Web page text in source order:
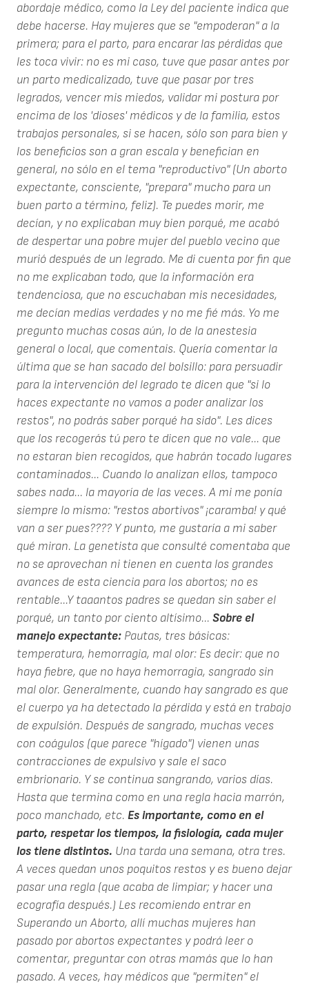
abordaje médico, como la Ley del paciente indica que
debe hacerse. Hay mujeres que se "empoderan" a la
primera; para el parto, para encarar las pérdidas que
les toca vivir: no es mi caso, tuve que pasar antes por
un parto medicalizado, tuve que pasar por tres
legrados, vencer mis miedos, validar mi postura por
encima de los 'dioses' médicos y de la familia, estos
trabajos personales, si se hacen, sólo son para bien y
los beneficios son a gran escala y benefician en
general, no sólo en el tema "reproductivo" (Un aborto
expectante, consciente, "prepara" mucho para un
buen parto a término, feliz). Te puedes morir, me
decían, y no explicaban muy bien porqué, me acabó
de despertar una pobre mujer del pueblo vecino que
murió después de un legrado. Me di cuenta por fin que
no me explicaban todo, que la información era
tendenciosa, que no escuchaban mis necesidades,
me decían medias verdades y no me fié más. Yo me
pregunto muchas cosas aún, lo de la anestesia
general o local, que comentais. Quería comentar la
última que se han sacado del bolsillo: para persuadir
para la intervención del legrado te dicen que "si lo
haces expectante no vamos a poder analizar los
restos", no podrás saber porqué ha sido". Les dices
que los recogerás tú pero te dicen que no vale... que
no estaran bien recogidos, que habrán tocado lugares
contaminados... Cuando lo analizan ellos, tampoco
sabes nada... la mayoría de las veces. A mi me ponía
siempre lo mismo: "restos abortivos" ¡caramba! y qué
van a ser pues???? Y punto, me gustaría a mi saber
qué miran. La genetista que consulté comentaba que
no se aprovechan ni tienen en cuenta los grandes
avances de esta ciencia para los abortos; no es
rentable...Y taaantos padres se quedan sin saber el
porqué, un tanto por ciento altísimo... Sobre el
manejo expectante: Pautas, tres básicas:
temperatura, hemorragia, mal olor: Es decir: que no
haya fiebre, que no haya hemorragia, sangrado sin
mal olor. Generalmente, cuando hay sangrado es que
el cuerpo ya ha detectado la pérdida y está en trabajo
de expulsión. Después de sangrado, muchas veces
con coágulos (que parece "hígado") vienen unas
contracciones de expulsivo y sale el saco
embrionario. Y se continua sangrando, varios días.
Hasta que termina como en una regla hacia marrón,
poco manchado, etc. Es importante, como en el
parto, respetar los tiempos, la fisiología, cada mujer
los tiene distintos. Una tarda una semana, otra tres.
A veces quedan unos poquitos restos y es bueno dejar
pasar una regla (que acaba de limpiar; y hacer una
ecografía después.) Les recomiendo entrar en
Superando un Aborto, allí muchas mujeres han
pasado por abortos expectantes y podrá leer o
comentar, preguntar con otras mamás que lo han
pasado. A veces, hay médicos que "permiten" el